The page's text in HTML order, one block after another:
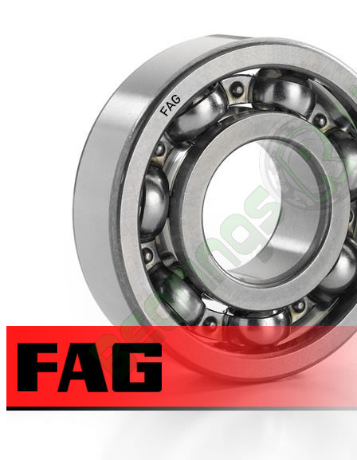
Linkbelt / Rexnord
NACHI
NADELLA
NKE
NSK
NTN
Osborn
Sealmaster
Silverthin
SNR
THK
Thomson
TIMKEN
Шпиндельные узлы
Другие подшипники
Детали к оборудованию, запчасти
Оборудование ELECTRIX
Запчасти для гидравлического оборудования
Запчасти
Инструмент OTT JACOB
Инструмент SKF